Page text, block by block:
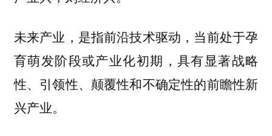
未来产业，是指前沿技术驱动，当前处于孕
育萌发阶段或产业化初期，具有显著战略
性、引领性、颠覆性和不确定性的前瞻性新
兴产业。